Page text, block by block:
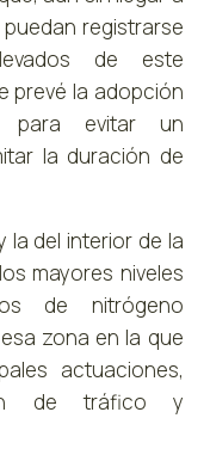
registrarse
de este
prevé la adopción
para evitar un
la duración de
la del interior de la
mayores niveles
de nitrógeno
zona en la que
actuaciones,
de tráfico y